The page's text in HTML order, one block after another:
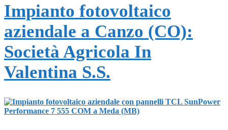
Impianto fotovoltaico
aziendale a Canzo (CO):
Società Agricola In
Valentina S.S.